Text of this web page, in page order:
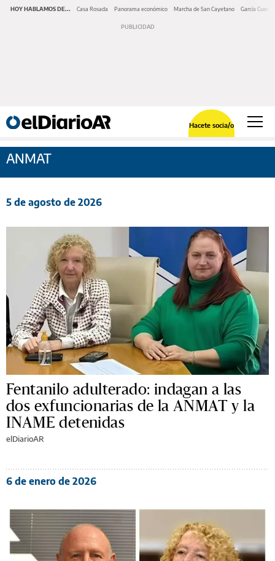
HOY HABLAMOS DE... Casa Rosada Panorama económico Marcha de San Cayetano García Cuerva
Hacete socia/o
ANMAT
5 de agosto de 2026
Fentanilo adulterado: indagan a las
dos exfuncionarias de la ANMAT y la
INAME detenidas
elDiarioAR
6 de enero de 2026